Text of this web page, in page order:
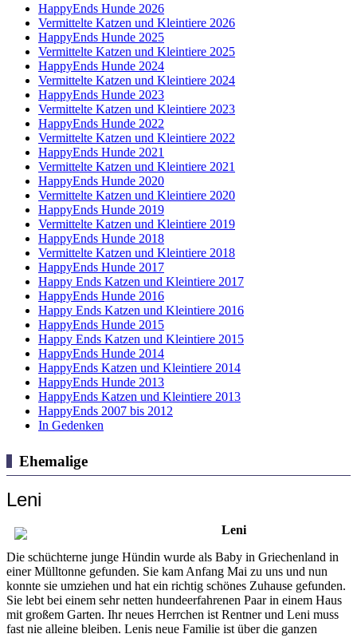
HappyEnds Hunde 2026
Vermittelte Katzen und Kleintiere 2026
HappyEnds Hunde 2025
Vermittelte Katzen und Kleintiere 2025
HappyEnds Hunde 2024
Vermittelte Katzen und Kleintiere 2024
HappyEnds Hunde 2023
Vermittelte Katzen und Kleintiere 2023
HappyEnds Hunde 2022
Vermittelte Katzen und Kleintiere 2022
HappyEnds Hunde 2021
Vermittelte Katzen und Kleintiere 2021
HappyEnds Hunde 2020
Vermittelte Katzen und Kleintiere 2020
HappyEnds Hunde 2019
Vermittelte Katzen und Kleintiere 2019
HappyEnds Hunde 2018
Vermittelte Katzen und Kleintiere 2018
HappyEnds Hunde 2017
Happy Ends Katzen und Kleintiere 2017
HappyEnds Hunde 2016
Happy Ends Katzen und Kleintiere 2016
HappyEnds Hunde 2015
Happy Ends Katzen und Kleintiere 2015
HappyEnds Hunde 2014
HappyEnds Katzen und Kleintiere 2014
HappyEnds Hunde 2013
HappyEnds Katzen und Kleintiere 2013
HappyEnds 2007 bis 2012
In Gedenken
Ehemalige
Leni
Leni
Die schüchterne junge Hündin wurde als Baby in Griechenland in
einer Mülltonne gefunden. Sie kam Anfang Mai zu uns und nun
konnte sie umziehen und hat ein richtig schönes Zuhause gefunden.
Sie lebt bei einem sehr netten hundeerfahrenen Paar in einem Haus
mit großem Garten. Ihr neues Herrchen ist Rentner und Leni muss
fast nie alleine bleiben. Lenis neue Familie ist über die ganzen